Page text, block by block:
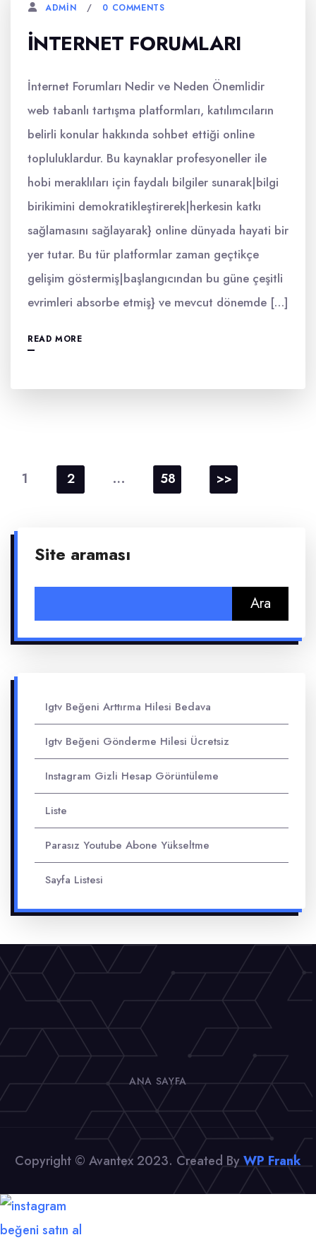
ADMIN 0 COMMENTS
INTERNET FORUMLARI
İnternet Forumları Nedir ve Neden Önemlidir
web tabanlı tartışma platformları, katılımcıların
belirli konular hakkında sohbet ettiği online
topluluklardur. Bu kaynaklar profesyoneller ile
hobi meraklıları için faydalı bilgiler sunarak|bilgi
birikimini demokratikleştirerek|herkesin katkı
sağlamasını sağlayarak} online dünyada hayati bir
yer tutar. Bu tür platformlar zaman geçtikçe
gelişim göstermiş|başlangıcından bu güne çeşitli
evrimleri absorbe etmiş} ve mevcut dönemde […]
READ MORE
sayfalaması
1 2 … 58 >>
Site araması
Igtv Beğeni Arttırma Hilesi Bedava
Igtv Beğeni Gönderme Hilesi Ücretsiz
Instagram Gizli Hesap Görüntüleme
Liste
Parasız Youtube Abone Yükseltme
Sayfa Listesi
ANA SAYFA
Copyright © Avantex 2023. Created ByWP Frank